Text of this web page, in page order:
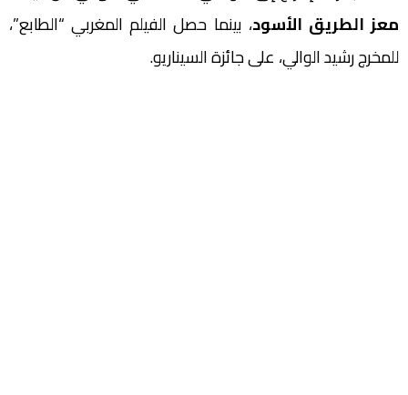
معز الطريق الأسود، بينما حصل الفيلم المغربي “الطابع”،
للمخرج رشيد الوالي، على جائزة السيناريو.